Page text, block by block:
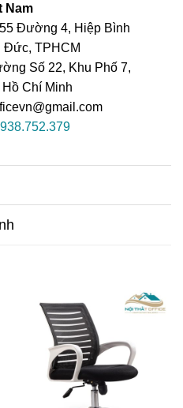
Nam
55 Đường 4, Hiệp Bình
Đức, TPHCM
Số 22, Khu Phố 7,
Chí Minh